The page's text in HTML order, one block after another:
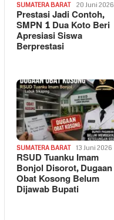
SUMATERA BARAT 20 Juni 2026
Prestasi Jadi Contoh,
SMPN 1 Dua Koto Beri
Apresiasi Siswa
Berprestasi
SUMATERA BARAT 13 Juni 2026
RSUD Tuanku Imam
Bonjol Disorot, Dugaan
Obat Kosong Belum
Dijawab Bupati